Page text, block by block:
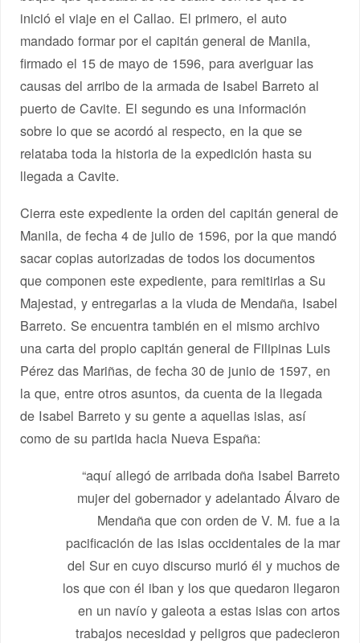
inició el viaje en el Callao. El primero, el auto
mandado formar por el capitán general de Manila,
firmado el 15 de mayo de 1596, para averiguar las
causas del arribo de la armada de Isabel Barreto al
puerto de Cavite. El segundo es una información
sobre lo que se acordó al respecto, en la que se
relataba toda la historia de la expedición hasta su
llegada a Cavite.
Cierra este expediente la orden del capitán general de
Manila, de fecha 4 de julio de 1596, por la que mandó
sacar copias autorizadas de todos los documentos
que componen este expediente, para remitirlas a Su
Majestad, y entregarlas a la viuda de Mendaña, Isabel
Barreto. Se encuentra también en el mismo archivo
una carta del propio capitán general de Filipinas Luis
Pérez das Mariñas, de fecha 30 de junio de 1597, en
la que, entre otros asuntos, da cuenta de la llegada
de Isabel Barreto y su gente a aquellas islas, así
como de su partida hacia Nueva España:
“aquí allegó de arribada doña Isabel Barreto
mujer del gobernador y adelantado Álvaro de
Mendaña que con orden de V. M. fue a la
pacificación de las islas occidentales de la mar
del Sur en cuyo discurso murió él y muchos de
los que con él iban y los que quedaron llegaron
en un navío y galeota a estas islas con artos
trabajos necesidad y peligros que padecieron